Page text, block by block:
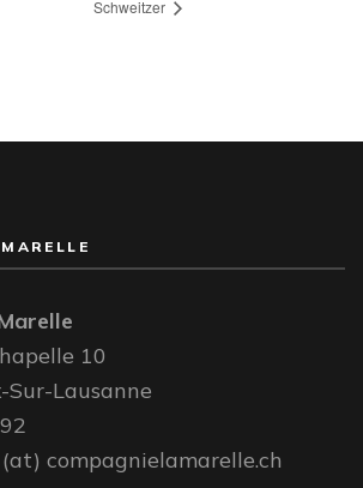
Schweitzer
10
Sur-Lausanne
compagnielamarelle.ch